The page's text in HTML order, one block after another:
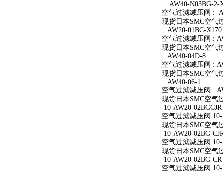
: AW40-N03BG-2-
空气过滤减压阀 :
现货日本SMC空气
: AW20-01BC-X170
空气过滤减压阀 :
现货日本SMC空气
: AW40-04D-8
空气过滤减压阀 :
现货日本SMC空气
: AW40-06-1
空气过滤减压阀 :
现货日本SMC空气
10-AW20-02BGCJR
空气过滤减压阀 10-
现货日本SMC空气
10-AW20-02BG-
空气过滤减压阀 10-
现货日本SMC空气
10-AW20-02BG-CR
空气过滤减压阀 10-